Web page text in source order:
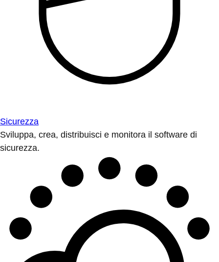
Sicurezza
Sviluppa, crea, distribuisci e monitora il software di
sicurezza.